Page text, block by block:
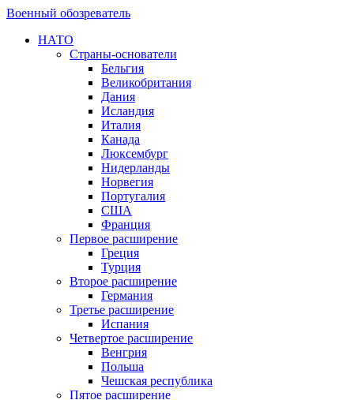
Военный обозреватель
НАТО
Страны-основатели
Бельгия
Великобритания
Дания
Исландия
Италия
Канада
Люксембург
Нидерланды
Норвегия
Португалия
США
Франция
Первое расширение
Греция
Турция
Второе расширение
Германия
Третье расширение
Испания
Четвертое расширение
Венгрия
Польша
Чешская республика
Пятое расширение